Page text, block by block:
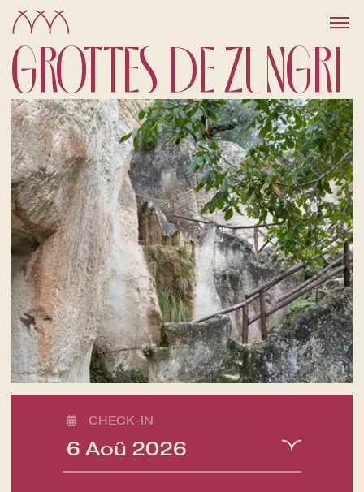
GROTTES DE ZUNGRI
CHECK-IN
6 Aoû 2026